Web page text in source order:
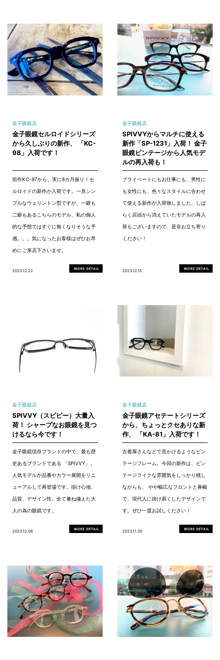
金子眼鏡店
金子眼鏡セルロイドシリーズ
から久しぶりの新作、 「KC-
98」入荷です！
前作KC-97から、実に8カ月振り！セ
ルロイドの新作が入荷です。一見シン
プルなウェリントン型ですが、一癖も
二癖もあるこちらのモデル、私の個人
的な予想ではすぐに無くなりそうな予
感。。。気になったお客様はぜひお早
めにご来店下さいませ。
2023.12.22
金子眼鏡店
SPIVVYからマルチに使える
新作「SP-1231」入荷！ 金子
眼鏡ビンテージから人気モデ
ルの再入荷も！
プライベートにもお仕事にも、男性に
も女性にも、色々なスタイルに合わせ
て使える新作が入荷致しました。しば
らく店頭から消えていたモデルの再入
荷もございますので、是非お立ち寄り
ください！
2023.12.15
金子眼鏡店
SPIVVY（スピビー）大量入
荷！ シャープなお眼鏡を見つ
けるなら今です！
金子眼鏡現存ブランドの中で、最も歴
史あるブランドである 「SPIVVY」。
人気モデルが品番やカラー展開をリニ
ューアルして再登場です。掛け心地、
品質、デザイン性。全て兼ね備えた大
人の為の眼鏡です。
2023.12.08
金子眼鏡店
金子眼鏡アセテートシリーズ
から、ちょっとクセありな新
作、 「KA-81」入荷です！
古着屋さんなどで見かけるようなビン
テージフレーム。今回の新作は、ビン
テージライクな雰囲気をしっかり残し
ながらも、 やや幅広なフロントと鼻幅
で、現代人に掛け易くしたデザインで
す。ぜひ一度お試しください！
2023.11.30